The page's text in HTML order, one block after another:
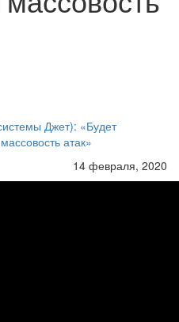
Джет): «Будет
атак»
14 февраля, 2020